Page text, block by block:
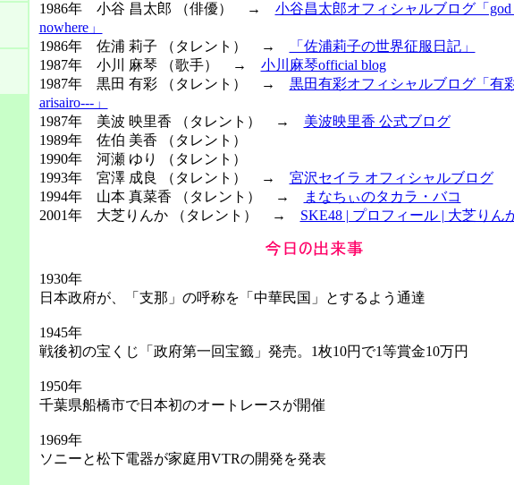
1986年 小谷 昌太郎 （俳優） → 小谷昌太郎オフィシャルブログ「god
nowhere」
1986年 佐浦 莉子 （タレント） →
「佐浦莉子の世界征服日記」
1987年 小川 麻琴 （歌手） → 小川麻琴official blog
1987年 黒田 有彩 （タレント） → 黒田有彩オフィシャルブログ「有
arisairo---」
1987年 美波 映里香 （タレント） → 美波映里香 公式ブログ
1989年 佐伯 美香 （タレント）
1990年 河瀬 ゆり （タレント）
1993年 宮澤 成良 （タレント） → 宮沢セイラ オフィシャルブログ
1994年 山本 真菜香 （タレント） →
まなちぃのタカラ・バコ
2001年 大芝りんか （タレント） → SKE48 | プロフィール | 大芝りん
1930年
日本政府が、「支那」の呼称を「中華民国」とするよう通達
1945年
戦後初の宝くじ「政府第一回宝籤」発売。1枚10円で1等賞金10万円
1950年
千葉県船橋市で日本初のオートレースが開催
1969年
ソニーと松下電器が家庭用VTRの開発を発表